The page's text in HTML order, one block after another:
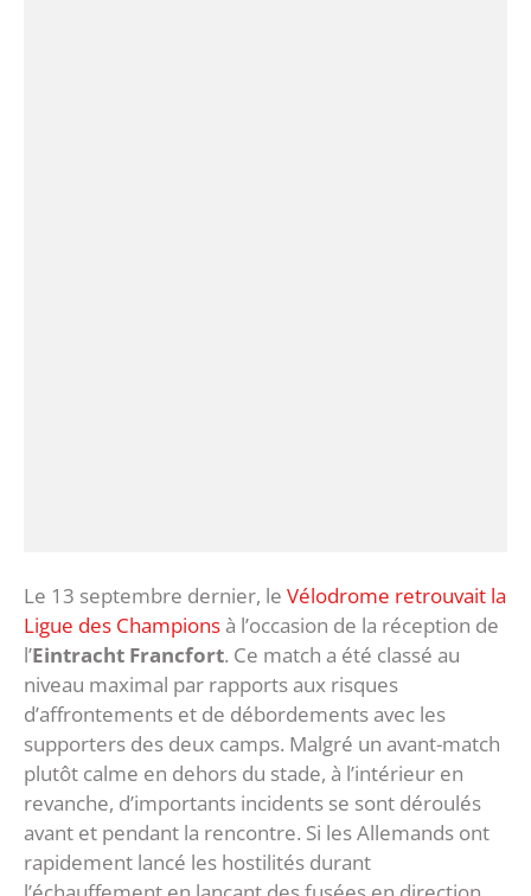
Le 13 septembre dernier, le Vélodrome retrouvait la
Ligue des Championsà l’occasion de la réception de
l’Eintracht Francfort. Ce match a été classé au
niveau maximal par rapports aux risques
d’affrontements et de débordements avec les
supporters des deux camps. Malgré un avant-match
plutôt calme en dehors du stade, à l’intérieur en
revanche, d’importants incidents se sont déroulés
avant et pendant la rencontre. Si les Allemands ont
rapidement lancé les hostilités durant